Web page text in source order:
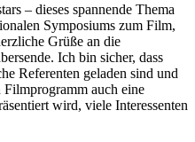
– dieses spannende Thema
Symposiums zum Film,
Grüße an die
Ich bin sicher, dass
Referenten geladen sind und
Filmprogramm auch eine
wird, viele Interessenten